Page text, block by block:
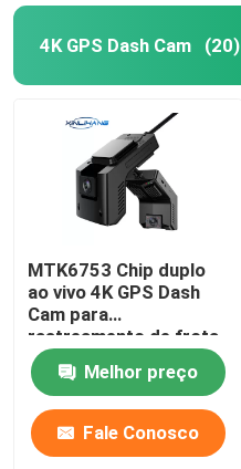
4K GPS Dash Cam (20)
MTK6753 Chip duplo
ao vivo 4K GPS Dash
Cam para
rastreamento de frota
de carros
estacionadosMelhor preço
Fale Conosco